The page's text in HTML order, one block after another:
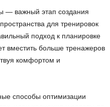
— важный этап создания
для тренировок
подход к планировке
вместить больше тренажеров
комфортом и
способы оптимизации